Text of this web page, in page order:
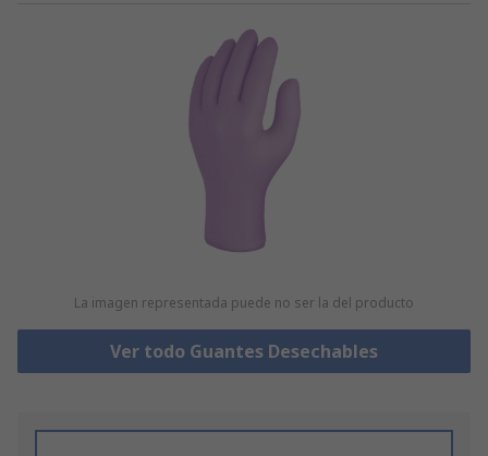
La imagen representada puede no ser la del producto
Ver todo Guantes Desechables